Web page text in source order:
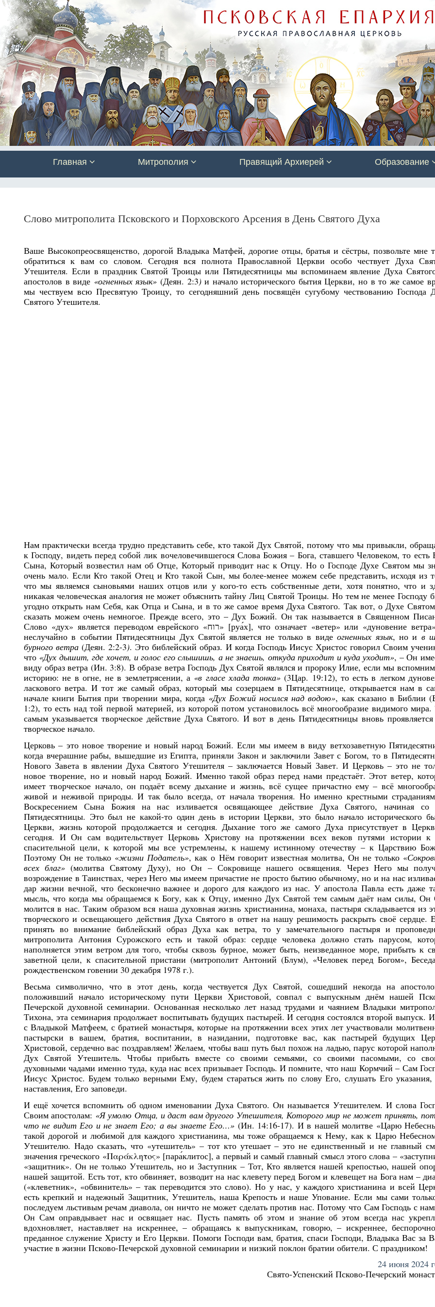
Главная Митрополия Правящий Архиерей Образование
Слово митрополита Псковского и Порховского Арсения в День Святого Духа
Ваше Высокопреосвященство, дорогой Владыка Матфей, дорогие отцы, братья и сёстры, позвольте мне
обратиться к вам со словом. Сегодня вся полнота Православной Церкви особо чествует Духа
Утешителя. Если в праздник Святой Троицы или Пятидесятницы мы вспоминаем явление Духа
апостолов в виде «огненных язык» (Деян. 2:3)и начало исторического бытия Церкви, но в то же самое
мы чествуем всю Пресвятую Троицу, то сегодняшний день посвящён сугубому чествованию Господа
Святого Утешителя.
Нам практически всегда трудно представить себе, кто такой Дух Святой, потому что мы привыкли,
к Господу, видеть перед собой лик вочеловечившегося Слова Божия – Бога, ставшего Человеком, то есть
Сына, Который возвестил нам об Отце, Который приводит нас к Отцу. Но о Господе Духе Святом мы
очень мало. Если Кто такой Отец и Кто такой Сын, мы более-менее можем себе представить, исходя из
что мы являемся сыновьями наших отцов или у кого-то есть собственные дети, хотя понятно, что и
никакая человеческая аналогия не может объяснить тайну Лиц Святой Троицы. Но тем не менее Господу
угодно открыть нам Себя, как Отца и Сына, и в то же самое время Духа Святого. Так вот, о Духе
сказать можем очень немногое. Прежде всего, это – Дух Божий. Он так называется в Священном
Слово «дух» является переводом еврейского «רוח» [руа́х], что означает «ветер» или «дуновение ветра». И
неслучайно в событии Пятидесятницы Дух Святой является не только в видеогненных язык, но и в
бурного ветра(Деян. 2:2-3). Это библейский образ. И когда Господь Иисус Христос говорил Своим
что «Дух дышит, где хочет, и голос его слышишь, а не знаешь, откуда приходит и куда уходит», – Он
виду образ ветра (Ин. 3:8). В образе ветра Господь Дух Святой являлся и пророку Илие, если мы
историю: не в огне, не в землетрясении, а «в гласе хлада тонка»(3Цар. 19:12), то есть в легком
ласкового ветра. И тот же самый образ, который мы созерцаем в Пятидесятнице, открывается нам в
начале книги Бытия при творении мира, когда «Дух Божий носился над водою», как сказано в Библии
1:2), то есть над той первой материей, из которой потом установилось всё многообразие видимого
самым указывается творческое действие Духа Святого. И вот в день Пятидесятницы вновь
творческое начало.
Церковь – это новое творение и новый народ Божий. Если мы имеем в виду ветхозаветную
когда вчерашние рабы, вышедшие из Египта, приняли Закон и заключили Завет с Богом, то в
Нового Завета в явлении Духа Святого Утешителя – заключается Новый Завет. И Церковь – это не
новое творение, но и новый народ Божий. Именно такой образ перед нами предстаёт. Этот ветер,
имеет творческое начало, он подаёт всему дыхание и жизнь, всё сущее причастно ему – всё
живой и неживой природы. И так было всегда, от начала творения. Но именно крестными
Воскресением Сына Божия на нас изливается освящающее действие Духа Святого, начиная со
Пятидесятницы. Это был не какой-то один день в истории Церкви, это было начало исторического
Церкви, жизнь которой продолжается и сегодня. Дыхание того же самого Духа присутствует в
сегодня. И Он сам водительствует Церковь Христову на протяжении всех веков путями истории к
спасительной цели, к которой мы все устремлены, к нашему истинному отечеству – к Царствию
Поэтому Он не только «жизни Податель», как о Нём говорит известная молитва, Он не только «
всех благ» (молитва Святому Духу), но Он – Сокровище нашего освящения. Через Него мы
возрождение в Таинствах, через Него мы имеем причастие не просто бытию обычному, но и на нас
дар жизни вечной, что бесконечно важнее и дорого для каждого из нас. У апостола Павла есть даже
мысль, что когда мы обращаемся к Богу, как к Отцу, именно Дух Святой тем самым даёт нам силы, Он
молится в нас. Таким образом вся наша духовная жизнь христианина, монаха, пастыря складывается из
творческого и освещающего действия Духа Святого в ответ на нашу решимость раскрыть своё сердце.
принять во внимание библейский образ Духа как ветра, то у замечательного пастыря и
митрополита Антония Сурожского есть и такой образ: сердце человека должно стать парусом,
наполняется этим ветром для того, чтобы сквозь бурное, может быть, неизведанное море, прибыть к
заветной цели, к спасительной пристани (митрополит Антоний (Блум), «Человек перед Богом»,
рождественском говении 30 декабря 1978 г.).
Весьма символично, что в этот день, когда чествуется Дух Святой, сошедший некогда на
положивший начало историческому пути Церкви Христовой, совпал с выпускным днём нашей
Печерской духовной семинарии. Основанная несколько лет назад трудами и чаянием Владыки
Тихона, эта семинария продолжает воспитывать будущих пастырей. И сегодня состоялся второй выпуск.
с Владыкой Матфеем, с братией монастыря, которые на протяжении всех этих лет участвовали
пастырски в вашем, братия, воспитании, в назидании, подготовке вас, как пастырей будущих
Христовой, сердечно вас поздравляем! Желаем, чтобы ваш путь был похож на ладью, парус которой
Дух Святой Утешитель. Чтобы прибыть вместе со своими семьями, со своими пасомыми, со
духовными чадами именно туда, куда нас всех призывает Господь. И помните, что наш Кормчий – Сам
Иисус Христос. Будем только верными Ему, будем стараться жить по слову Его, слушать Его
наставления, Его заповеди.
И ещё хочется вспомнить об одном именовании Духа Святого. Он называется Утешителем. И слова
Своим апостолам: «Я умолю Отца, и даст вам другого Утешителя, Которого мир не может принять,
что не видит Его и не знает Его; а вы знаете Его…» (Ин. 14:16-17). И в нашей молитве «Царю
такой дорогой и любимой для каждого христианина, мы тоже обращаемся к Нему, как к Царю
Утешителю. Надо сказать, что «утешитель» – тот кто утешает – это не единственный и не главный
значения греческого «Παράκλητος» [пара́клитос], а первый и самый главный смысл этого слова –
«защитник». Он не только Утешитель, но и Заступник – Тот, Кто является нашей крепостью, нашей
нашей защитой. Есть тот, кто обвиняет, возводит на нас клевету перед Богом и клевещет на Бога нам –
(«клеветник», «обвинитель» – так переводится это слово). Но у нас, у каждого христианина и всей
есть крепкий и надежный Защитник, Утешитель, наша Крепость и наше Упование. Если мы сами
последуем льстивым речам диавола, он ничто не может сделать против нас. Потому что Сам Господь с
Он Сам оправдывает нас и освящает нас. Пусть память об этом и знание об этом всегда нас
вдохновляет, наставляет на искреннее, – обращаясь к выпускникам, говорю, – искреннее,
преданное служение Христу и Его Церкви. Помоги Господи вам, братия, спаси Господи, Владыка Вас за
участие в жизни Псково-Печерской духовной семинарии и низкий поклон братии обители. С праздником!
24 июня 2024
Свято-Успенский Псково-Печерский
Янв
118 Posts
Фев
115 Posts
Май
133 Posts
Июн
122 Posts
Сен
Posts
Окт
Posts
Янв
153 Posts
Фев
123 Posts
Май
147 Posts
Июн
127 Posts
Сен
Posts
Окт
Posts
Янв
12 Posts
Фев
0 Posts
Май
0 Posts
Июн
0 Posts
Сен
Posts
Окт
Posts
Янв
36 Posts
Фев
33 Posts
Май
44 Posts
Июн
30 Posts
Сен
Posts
Окт
Posts
Янв
57 Posts
Фев
59 Posts
Май
32 Posts
Июн
27 Posts
Сен
Posts
Окт
Posts
Янв
57 Posts
Фев
34 Posts
Май
57 Posts
Июн
42 Posts
Сен
Posts
Окт
Posts
Янв
37 Posts
Фев
20 Posts
Май
28 Posts
Июн
29 Posts
Сен
Posts
Окт
Posts
Янв
0 Posts
Фев
0 Posts
Май
0 Posts
Июн
12 Posts
Сен
Posts
Окт
Posts